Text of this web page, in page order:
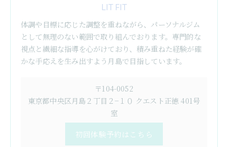
LIT FIT
体調や目標に応じた調整を重ねながら、パーソナルジム
として無理のない範囲で取り組んでおります。専門的な
視点と繊細な指導を心がけており、積み重ねた経験が確
かな手応えを生み出すよう月島で目指しています。
〒104-0052
東京都中央区月島２丁目２−１０ クエスト正徳 401号
室
初回体験予約はこちら